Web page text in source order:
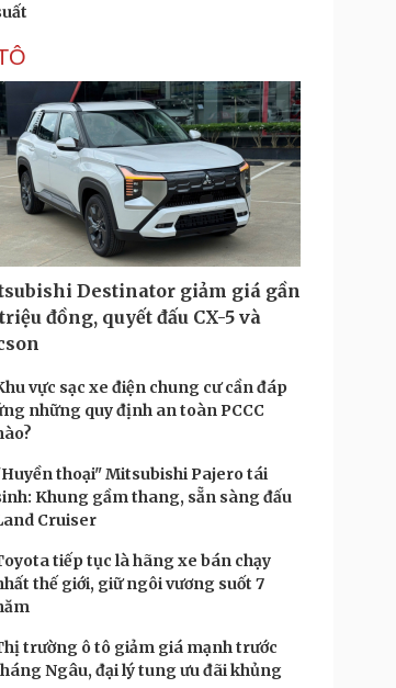
Destinator giảm giá gần
đồng, quyết đấu CX-5 và
vực sạc xe điện chung cư cần đáp
những quy định an toàn PCCC
thoại" Mitsubishi Pajero tái
Khung gầm thang, sẵn sàng đấu
Cruiser
tiếp tục là hãng xe bán chạy
thế giới, giữ ngôi vương suốt 7
trường ô tô giảm giá mạnh trước
Ngâu, đại lý tung ưu đãi khủng